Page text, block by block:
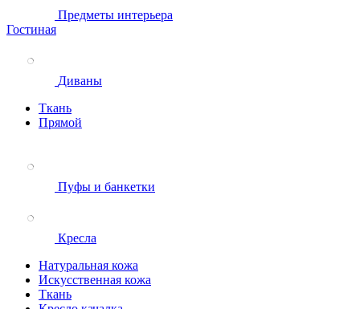
Предметы интерьера
Гостиная
Диваны
Ткань
Прямой
Пуфы и банкетки
Кресла
Натуральная кожа
Искусственная кожа
Ткань